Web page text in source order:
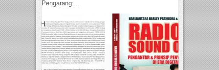
Pengarang:...